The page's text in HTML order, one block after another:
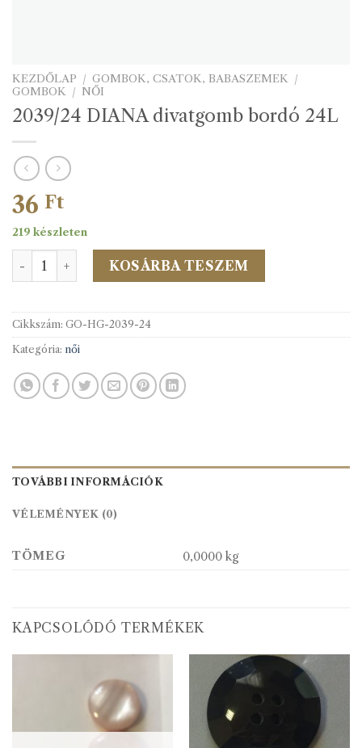
KEZDŐLAP / GOMBOK, CSATOK, BABASZEMEK /
GOMBOK / NŐI
2039/24 DIANA divatgomb bordó 24L
36 Ft
219 készleten
2039/24 DIANA divatgomb bordó 24L mennyiség
KOSÁRBA TESZEM
Cikkszám: GO-HG-2039-24
Kategória: női
TOVÁBBI INFORMÁCIÓK
VÉLEMÉNYEK (0)
TÖMEG 0,0000 kg
KAPCSOLÓDÓ TERMÉKEK